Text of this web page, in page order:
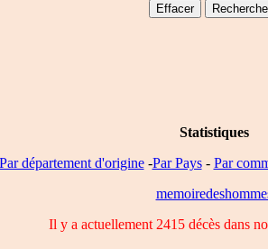
Statistiques
Par département d'origine-Par Pays- Par
Il y a actuellement 2415 décès dans